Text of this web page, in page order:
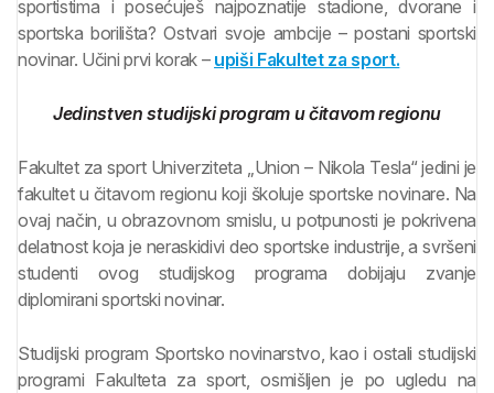
sportistima i posećuješ najpoznatije stadione, dvorane i
sportska borilišta? Ostvari svoje ambcije – postani sportski
novinar. Učini prvi korak – upiši Fakultet za sport.
Jedinstven studijski program u čitavom regionu
Fakultet za sport Univerziteta „Union – Nikola Tesla“ jedini je
fakultet u čitavom regionu koji školuje sportske novinare. Na
ovaj način, u obrazovnom smislu, u potpunosti je pokrivena
delatnost koja je neraskidivi deo sportske industrije, a svršeni
studenti ovog studijskog programa dobijaju zvanje
diplomirani sportski novinar.
Studijski program Sportsko novinarstvo, kao i ostali studijski
programi Fakulteta za sport, osmišljen je po ugledu na